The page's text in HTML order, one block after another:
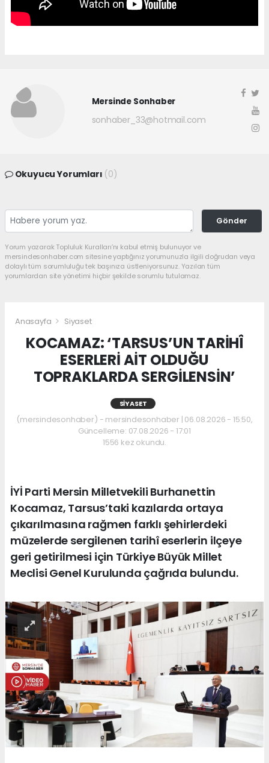
Mersinde Sonhaber
sonhaber_33@hotmail.com
Okuyucu Yorumları (0)
Gönder
Yorum yazarak Topluluk Kuralları’nı kabul etmiş bulunuyor ve
mersindesonhaber.com sitesine yaptığınız yorumunuzla ilgili doğrudan veya
dolaylı tüm sorumluluğu tek başınıza üstleniyorsunuz. Yazılan tüm
yorumlardan site yönetimi hiçbir şekilde sorumlu tutulamaz.
Anasayfa Siyaset
KOCAMAZ: ‘TARSUS’UN TARİHÎ
ESERLERİ AİT OLDUĞU
TOPRAKLARDA SERGİLENSİN’
SIYASET
(mersindesonhaber) - mersindesonhaber | 06.08.2026 - 15:50,
Güncelleme: 07.08.2026 - 17:01
1556 kez okundu.
İYİ Parti Mersin Milletvekili Burhanettin
Kocamaz, Tarsus’taki kazılarda ortaya
çıkarılmasına rağmen farklı şehirlerdeki
müzelerde sergilenen tarihî eserlerin ilçeye
geri getirilmesi için Türkiye Büyük Millet
Meclisi Genel Kurulunda çağrıda bulundu.